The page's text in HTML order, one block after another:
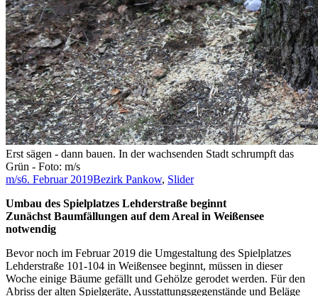
Erst sägen - dann bauen. In der wachsenden Stadt schrumpft das
Grün - Foto: m/s
m/s6. Februar 2019Bezirk Pankow, Slider
Umbau des Spielplatzes Lehderstraße beginnt
Zunächst Baumfällungen auf dem Areal in Weißensee
notwendig
Bevor noch im Februar 2019 die Umgestaltung des Spielplatzes
Lehderstraße 101-104 in Weißensee beginnt, müssen in dieser
Woche einige Bäume gefällt und Gehölze gerodet werden. Für den
Abriss der alten Spielgeräte, Ausstattungsgegenstände und Beläge